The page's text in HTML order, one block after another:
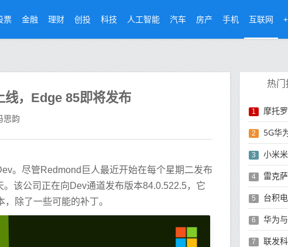
票 金融 理财 创投 科技 人工智能 汽车 房产 手机 互联网
，Edge 85即将发布
韵
。尽管Redmond巨人最近开始在每个星期二发布
该公司正在向Dev通道发布版本84.0.522.5，它
除了一些可能的补丁。
热门
1 摩托
2 5G华
3 小米米
4 雷克
5 台积电
6 华为与主要
7 联发科技